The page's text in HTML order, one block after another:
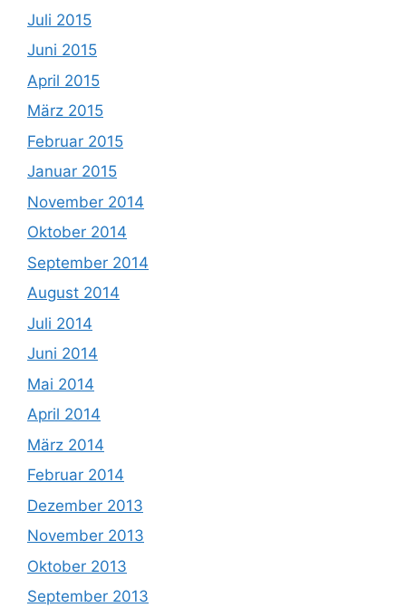
Juli 2015
Juni 2015
April 2015
März 2015
Februar 2015
Januar 2015
November 2014
Oktober 2014
September 2014
August 2014
Juli 2014
Juni 2014
Mai 2014
April 2014
März 2014
Februar 2014
Dezember 2013
November 2013
Oktober 2013
September 2013